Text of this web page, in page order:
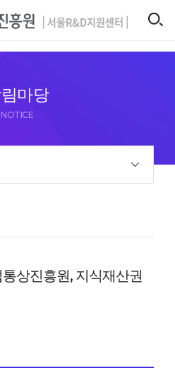
마당
NOTICE
상진흥원, 지식재산권